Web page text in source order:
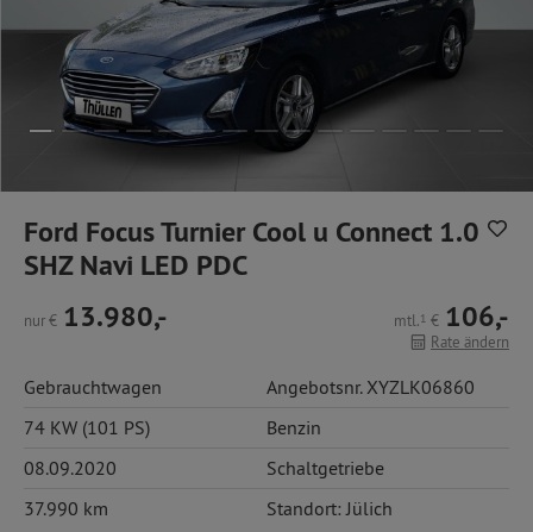
Ford Focus Turnier Cool u Connect 1.0
SHZ Navi LED PDC
nur€ 13.980,- mtl.1 € 106,-
Rate ändern
Gebrauchtwagen
Angebotsnr. XYZLK06860
74 KW (101 PS)
Benzin
08.09.2020
Schaltgetriebe
37.990 km
Standort: Jülich